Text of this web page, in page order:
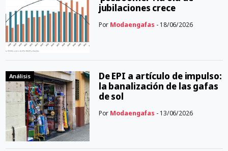
jubilaciones crece
Por Modaengafas - 18/06/2026
Análisis
De EPI a artículo de impulso:
la banalización de las gafas
de sol
Por Modaengafas - 13/06/2026